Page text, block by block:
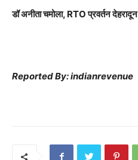
rडॉ अनीता चमोला, RTO प्रवर्तन देहरादून
Reported By: indianrevenue